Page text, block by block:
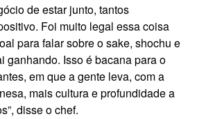
de estar junto, tantos
Foi muito legal essa coisa
para falar sobre o sake, shochu e
ganhando. Isso é bacana para o
em que a gente leva, com a
mais cultura e profundidade a
disse o chef.